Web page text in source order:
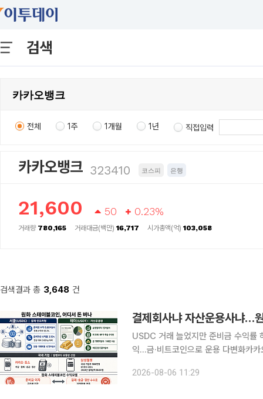
검색
전체 1주 1개월 1년 직접입력
카카오뱅크 323410 코스피 은행
21,600 50 0.23%
거래량 780,165 거래대금(백만) 16,717 시가총액(억) 103,058
검색결과 총 3,648 건
결제회사냐 자산운용사냐…
USDC 거래 늘었지만 준비금 수익률
익…금·비트코인으로 운용 다변화카
략을 드러냈다. 국내 기업들은 원화
2026-08-06 11:29